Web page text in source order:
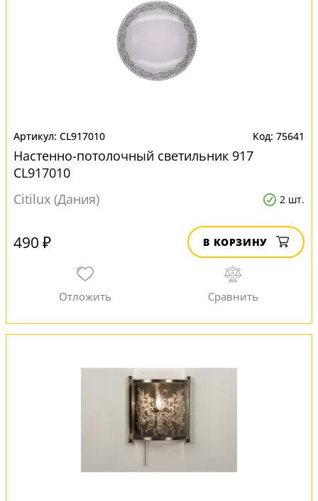
CL917010 75641
Настенно-потолочный светильник 917
CL917010
Citilux (Дания)
2 шт.
490 ₽ В КОРЗИНУ